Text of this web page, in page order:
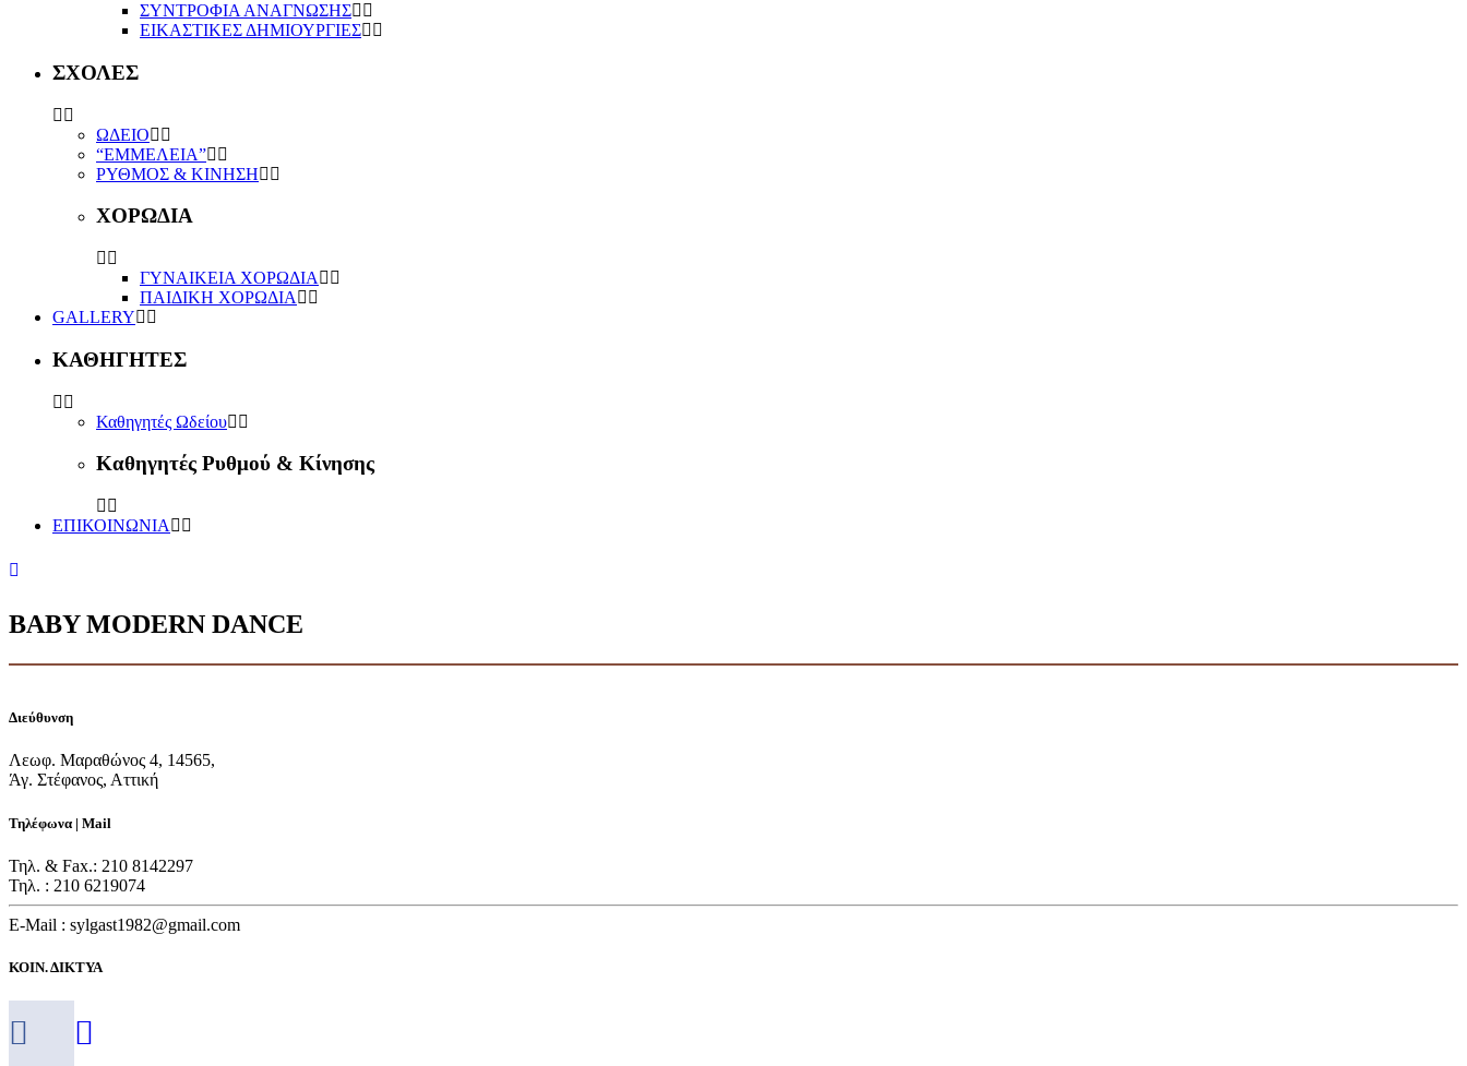
ΣΥΝΤΡΟΦΙΑ ΑΝΑΓΝΩΣΗΣ
ΕΙΚΑΣΤΙΚΕΣ ΔΗΜΙΟΥΡΓΙΕΣ
ΣΧΟΛΕΣ
ΩΔΕΙΟ
“ΕΜΜΕΛΕΙΑ”
ΡΥΘΜΟΣ & ΚΙΝΗΣΗ
ΧΟΡΩΔΙΑ
ΓΥΝΑΙΚΕΙΑ ΧΟΡΩΔΙΑ
ΠΑΙΔΙΚΗ ΧΟΡΩΔΙΑ
GALLERY
ΚΑΘΗΓΗΤΕΣ
Καθηγητές Ωδείου
Καθηγητές Ρυθμού & Κίνησης
ΕΠΙΚΟΙΝΩΝΙΑ
BABY MODERN DANCE
Διεύθυνση
Λεωφ. Μαραθώνος 4, 14565,
Άγ. Στέφανος, Αττική
Τηλέφωνα | Mail
Τηλ. & Fax.: 210 8142297
Τηλ. : 210 6219074
E-Mail : sylgast1982@gmail.com
ΚΟΙΝ. ΔΙΚΤΥΑ